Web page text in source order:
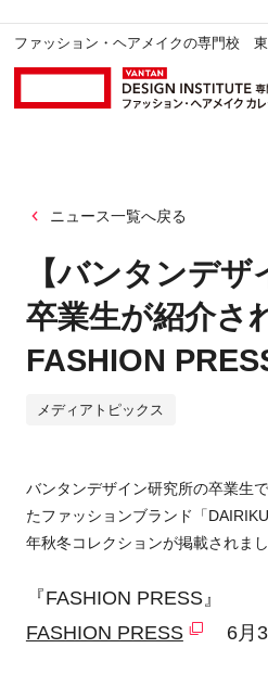
ファッション・ヘアメイクの専門校
ニュース一覧へ戻る
【バンタンデザ
卒業生が紹介さ
FASHION
メディアトピックス
バンタンデザイン研究所の卒業生
たファッションブランド「
年秋冬コレクションが掲載されまし
『FASHION PRESS』
FASHION PRESS
6月3